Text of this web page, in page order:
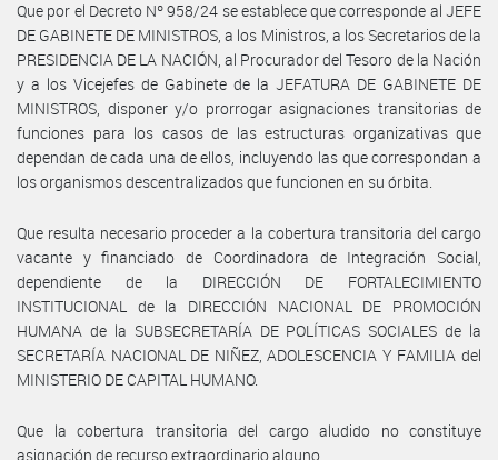
Que por el Decreto Nº 958/24 se establece que corresponde al JEFE
DE GABINETE DE MINISTROS, a los Ministros, a los Secretarios de la
PRESIDENCIA DE LA NACIÓN, al Procurador del Tesoro de la Nación
y a los Vicejefes de Gabinete de la JEFATURA DE GABINETE DE
MINISTROS, disponer y/o prorrogar asignaciones transitorias de
funciones para los casos de las estructuras organizativas que
dependan de cada una de ellos, incluyendo las que correspondan a
los organismos descentralizados que funcionen en su órbita.
Que resulta necesario proceder a la cobertura transitoria del cargo
vacante y financiado de Coordinadora de Integración Social,
dependiente de la DIRECCIÓN DE FORTALECIMIENTO
INSTITUCIONAL de la DIRECCIÓN NACIONAL DE PROMOCIÓN
HUMANA de la SUBSECRETARÍA DE POLÍTICAS SOCIALES de la
SECRETARÍA NACIONAL DE NIÑEZ, ADOLESCENCIA Y FAMILIA del
MINISTERIO DE CAPITAL HUMANO.
Que la cobertura transitoria del cargo aludido no constituye
asignación de recurso extraordinario alguno.